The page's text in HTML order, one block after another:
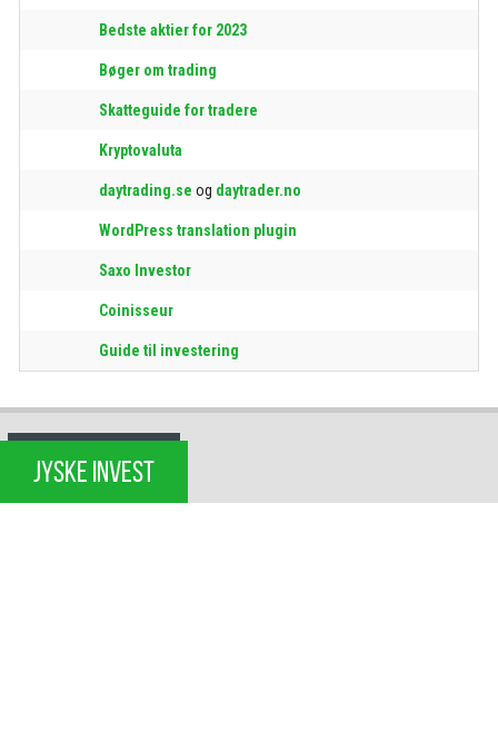
Bedste aktier for 2023
Bøger om trading
Skatteguide for tradere
Kryptovaluta
daytrading.se og daytrader.no
WordPress translation plugin
Saxo Investor
Coinisseur
Guide til investering
JYSKE INVEST